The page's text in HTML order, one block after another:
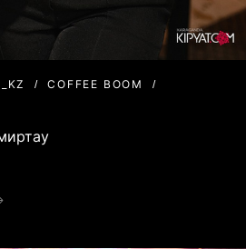
COFFEE BOOM